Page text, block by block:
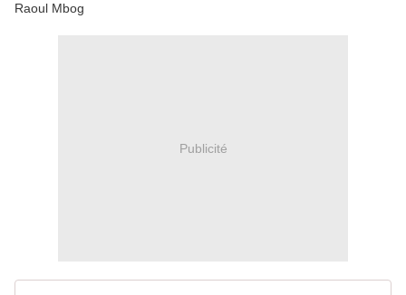
Raoul Mbog
Publicité